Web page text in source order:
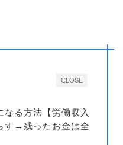
CLOSE
なる方法【労働収入
す→残ったお金は全